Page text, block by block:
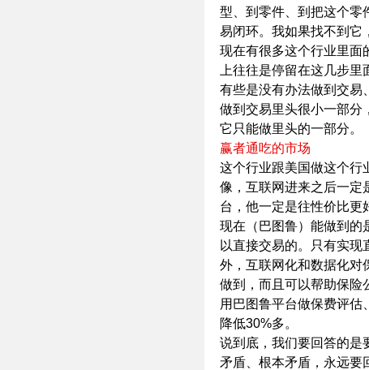
型、到零件、到把这个零
易闭环。我如果找不到它
现在有很多这个行业里面
上往往是停留在这几步
有些是没有办法做到交易
做到交易里头很小一部分
它只能做里头的一部分。
赢者通吃的市场
这个行业跟美国做这个行
像，互联网进来之后一定
台，他一定是往性价比更
现在（巴图鲁）能做到的
以直接交易的。只有实
外，互联网化和数据化对
做到，而且可以帮助保险
用巴图鲁平台做保费评估
降低30%多。
说到底，我们要回答的是
矛盾、根本矛盾，永远要